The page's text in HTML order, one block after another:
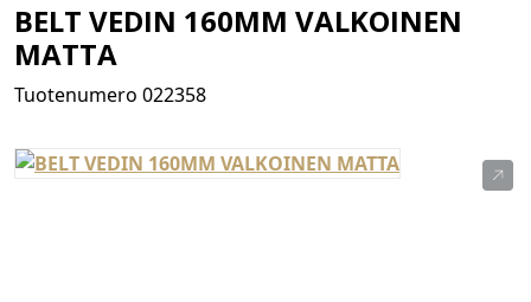
BELT VEDIN 160MM VALKOINEN
MATTA
Tuotenumero 022358